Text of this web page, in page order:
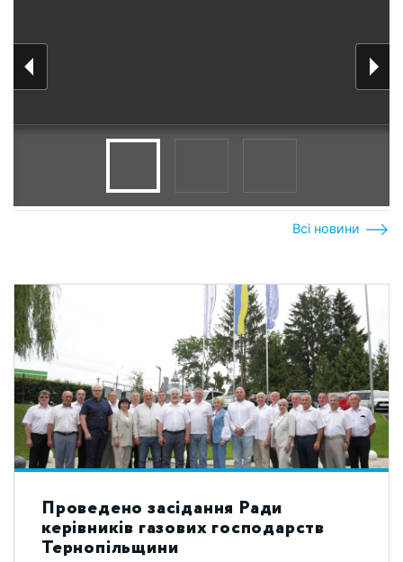
Всі новини
Проведено засідання Ради
керівників газових господарств
Тернопільщини